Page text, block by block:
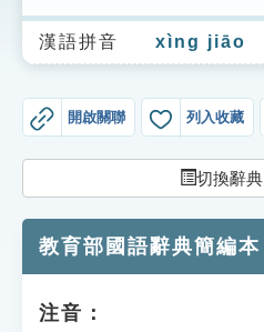
生字詞彙表
成語故事
索引選單
單字索引
漢語拼音 xìng jiāo
開啟關聯 列入收藏
切換辭典
教育部國語辭典簡編本
注音：